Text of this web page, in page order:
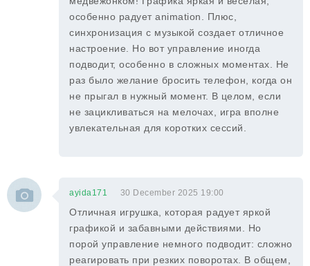
особенно радует animation. Плюс,
синхронизация с музыкой создает отличное
настроение. Но вот управление иногда
подводит, особенно в сложных моментах. Не
раз было желание бросить телефон, когда он
не прыгал в нужный момент. В целом, если
не зацикливаться на мелочах, игра вполне
увлекательная для коротких сессий.
ayida171 30 December 2025 19:00
Отличная игрушка, которая радует яркой
графикой и забавными действиями. Но
порой управление немного подводит: сложно
реагировать при резких поворотах. В общем,